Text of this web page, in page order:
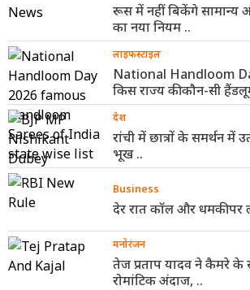
रूस में नहीं बिकेंगे सामान्य
का नया नियम ..
लाइफस्टाइल
National Handloom
किस राज्य की कौन-सी
देश
रांची में छात्रों के समर्थन में
भूख ..
Business
देर रात कॉल और धमकी पर
मनोरंजन
तेज प्रताप यादव ने कैमरे के
रोमांटिक अंदाज, ..